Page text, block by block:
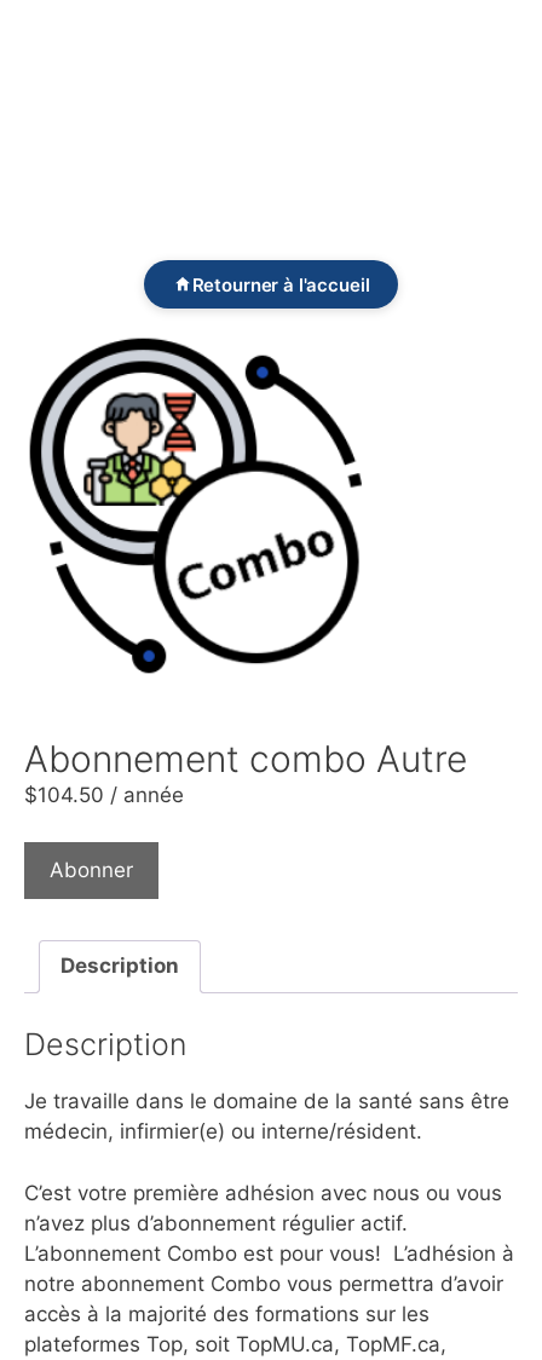
Retourner à l'accueil
Abonnement combo Autre
$104.50 / année
Abonner
Description
Description
Je travaille dans le domaine de la santé sans être
médecin, infirmier(e) ou interne/résident.
C’est votre première adhésion avec nous ou vous
n’avez plus d’abonnement régulier actif.
L’abonnement Combo est pour vous! L’adhésion à
notre abonnement Combo vous permettra d’avoir
accès à la majorité des formations sur les
plateformes Top, soit TopMU.ca, TopMF.ca,